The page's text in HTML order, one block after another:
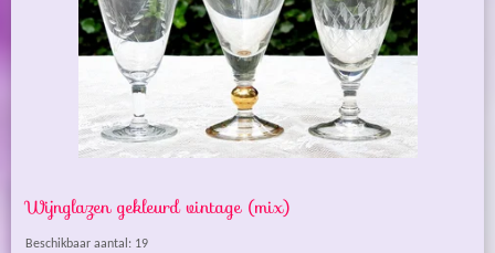
Wijnglazen gekleurd vintage (mix)
Beschikbaar aantal: 19